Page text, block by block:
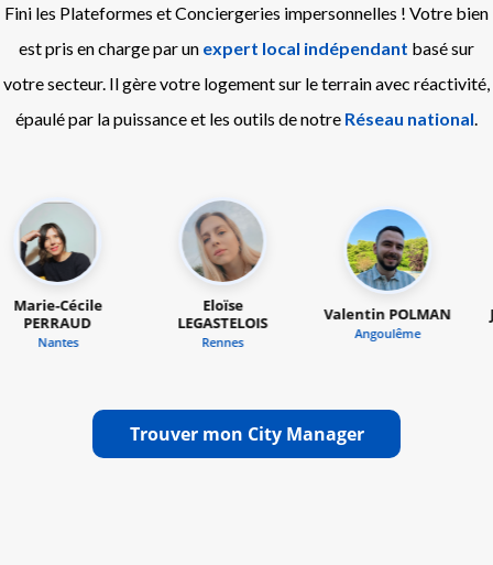
Fini les Plateformes et Conciergeries impersonnelles ! Votre bien
est pris en charge par un expert local indépendant basé sur
votre secteur. Il gère votre logement sur le terrain avec réactivité,
épaulé par la puissance et les outils de notre Réseau national.
Eloïse
LEGASTELOIS
Valentin POLMAN
Angoulême
Jérémy
Trouver mon City Manager